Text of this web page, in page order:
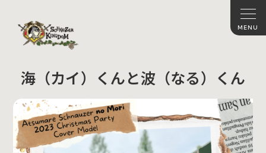
海（カイ）くんと波（なる）くん